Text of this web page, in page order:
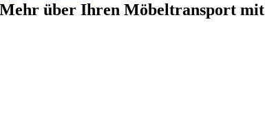
über Ihren Möbeltransport mit